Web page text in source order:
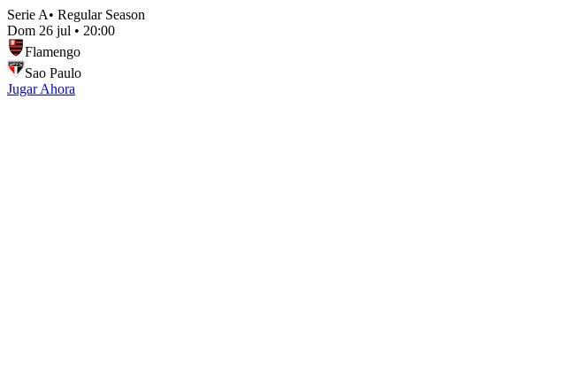
Serie A• Regular Season
Dom 26 jul • 20:00
Flamengo
Sao Paulo
Jugar Ahora